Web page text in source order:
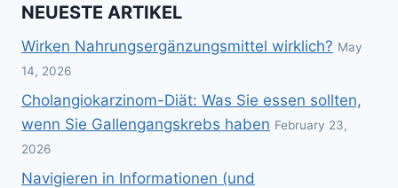
NEUESTE ARTIKEL
Wirken Nahrungsergänzungsmittel wirklich? May
14, 2026
Cholangiokarzinom-Diät: Was Sie essen sollten,
wenn Sie Gallengangskrebs haben February 23,
2026
Navigieren in Informationen (und